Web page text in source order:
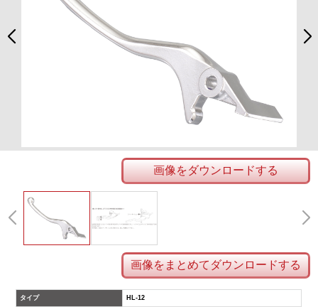
画像をダウンロードする
画像をまとめてダウンロードする
タイプ HL-12